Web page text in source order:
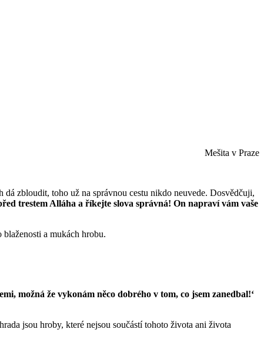
Mešita v Praze
zbloudit, toho už na správnou cestu nikdo neuvede. Dosvědčuji,
trestem Alláha a říkejte slova správná! On napraví vám vaše
a mukách hrobu.
možná že vykonám něco dobrého v tom, co jsem zanedbal!‘
jsou hroby, které nejsou součástí tohoto života ani života